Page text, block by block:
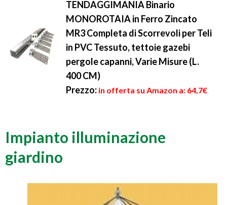
TENDAGGIMANIA Binario
MONOROTAIA in Ferro Zincato
MR3 Completa di Scorrevoli per Teli
in PVC Tessuto, tettoie gazebi
pergole capanni, Varie Misure (L.
400 CM)
Prezzo: in offerta su Amazon a: 64,7€
Impianto illuminazione
giardino